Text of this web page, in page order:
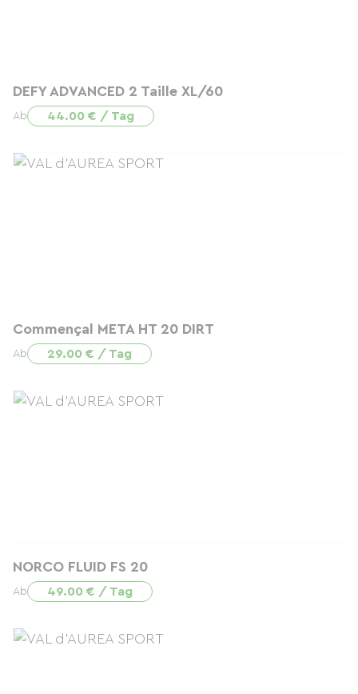
DEFY ADVANCED 2 Taille XL/60
Ab 44.00 € / Tag
Commençal META HT 20 DIRT
Ab 29.00 € / Tag
NORCO FLUID FS 20
Ab 49.00 € / Tag